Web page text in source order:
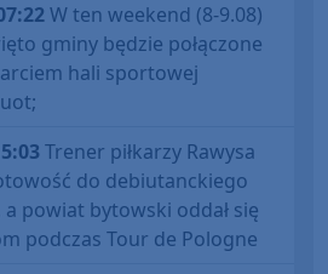
W ten weekend (8-9.08)
gminy będzie połączone
hali sportowej
Trener piłkarzy Rawysa
do debiutanckiego
powiat bytowski oddał się
podczas Tour de Pologne